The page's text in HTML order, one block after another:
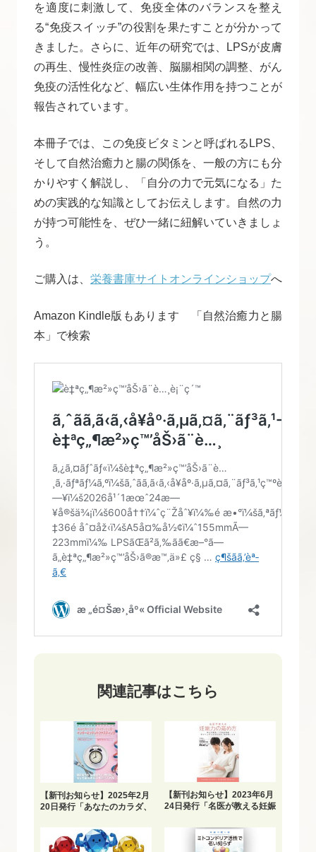
を適度に刺激して、免疫全体のバランスを整え
る“免疫スイッチ”の役割を果たすことが分かって
きました。さらに、近年の研究では、LPSが皮膚
の再生、慢性炎症の改善、脳腸相関の調整、がん
免疫の活性化など、幅広い生体作用を持つことが
報告されています。
本冊子では、この免疫ビタミンと呼ばれるLPS、
そして自然治癒力と腸の関係を、一般の方にも分
かりやすく解説し、「自分の力で元気になる」た
めの実践的な知識としてお伝えします。自然の力
が持つ可能性を、ぜひ一緒に紐解いていきましょ
う。
ご購入は、 栄養書庫サイトオンラインショップへ
Amazon Kindle版もあります 「自然治癒力と腸
本」で検索
関連記事はこちら
【新刊お知らせ】2025年2月
20日発行「あなたのカラダ、
ーミッテントファスティン
グ」
【新刊お知らせ】2023年6月
24日発行「名医が教える妊娠